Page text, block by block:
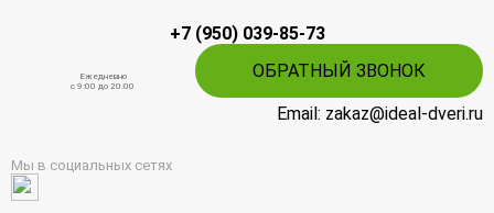
+7 (950) 039-85-73
Ежедневно
c 9:00 до 20:00
ОБРАТНЫЙ ЗВОНОК
Email: zakaz@ideal-dveri.ru
Мы в социальных сетях